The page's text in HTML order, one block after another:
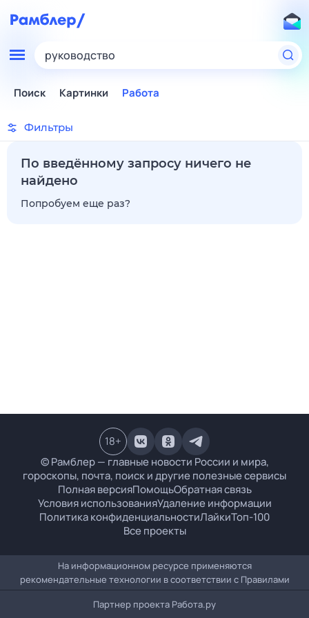
руководство
Поиск Картинки Работа
Фильтры
По введённому запросу ничего не
найдено
Попробуем еще раз?
© Рамблер — главные новости России и мира,
гороскопы, почта, поиск и другие полезные сервисы
Полная версияПомощьОбратная связь
Условия использованияУдаление информации
Политика конфиденциальностиЛайкиТоп-100
Все проекты
18+
На информационном ресурсе применяются
рекомендательные технологии в соответствии с Правилами
Партнер проекта Работа.ру